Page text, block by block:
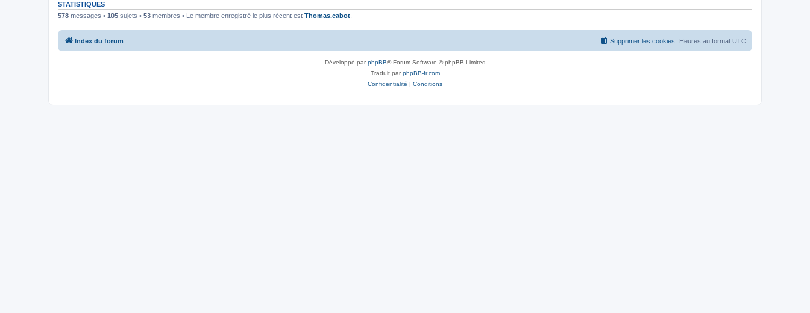
STATISTIQUES
578 messages • 105 sujets • 53 membres • Le membre enregistré le plus récent est Thomas.cabot
Index du forum Heures au format UTC
Supprimer les cookies
Développé parphpBB® Forum Software © phpBB Limited
Traduit parphpBB-fr.com
Confidentialité | Conditions